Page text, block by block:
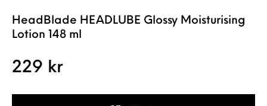
HeadBlade HEADLUBE Glossy Moisturising
Lotion 148 ml
229 kr